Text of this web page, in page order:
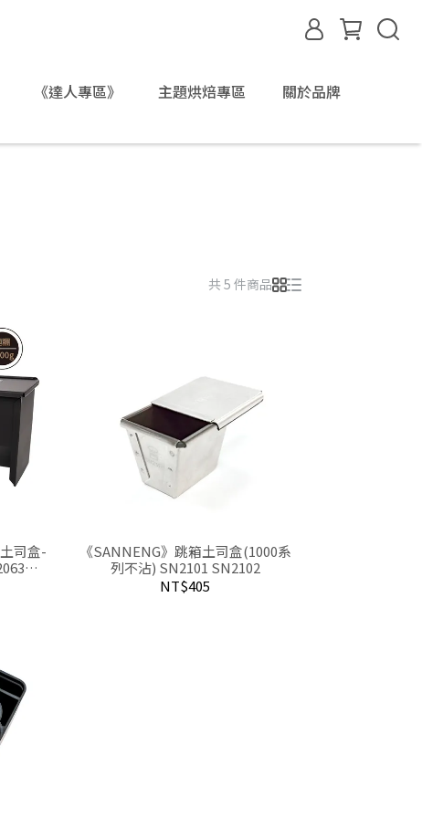
《達人專區》 主題烘焙專區
關於品牌
共 5 件商品
司盒-
《SANNENG》跳箱土司盒(1000系
列不沾) SN2101 SN2102
NT$405